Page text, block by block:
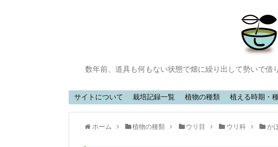
数年前、道具も何もない状態で畑に繰り出して勢いで
サイトについて 栽培記録一覧 植物の種類 植える時期・
ホーム 植物の種類 ウリ目 ウリ科 か